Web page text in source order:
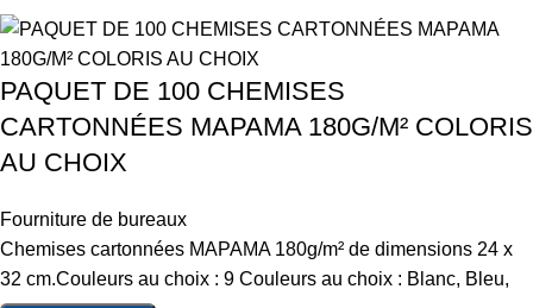
PAQUET DE 100 CHEMISES
CARTONNÉES MAPAMA 180G/M² COLORIS
AU CHOIX
Fourniture de bureaux
Chemises cartonnées MAPAMA 180g/m² de dimensions 24 x
32 cm.Couleurs au choix : 9 Couleurs au choix : Blanc, Bleu,